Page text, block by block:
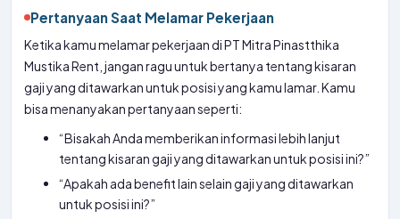
Pertanyaan Saat Melamar Pekerjaan
Ketika kamu melamar pekerjaan di PT Mitra Pinastthika
Mustika Rent, jangan ragu untuk bertanya tentang kisaran
gaji yang ditawarkan untuk posisi yang kamu lamar. Kamu
bisa menanyakan pertanyaan seperti:
“Bisakah Anda memberikan informasi lebih lanjut
tentang kisaran gaji yang ditawarkan untuk posisi ini?”
“Apakah ada benefit lain selain gaji yang ditawarkan
untuk posisi ini?”